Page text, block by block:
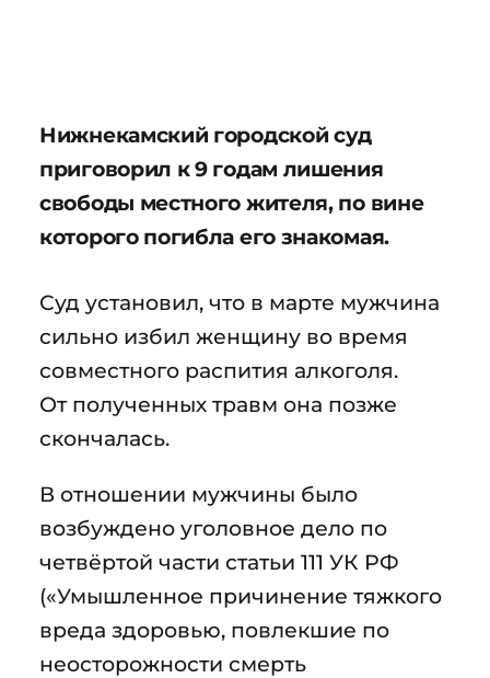
Нижнекамский городской суд
приговорил к 9 годам лишения
свободы местного жителя, по вине
которого погибла его знакомая.
Суд установил, что в марте мужчина
сильно избил женщину во время
совместного распития алкоголя.
От полученных травм она позже
скончалась.
В отношении мужчины было
возбуждено уголовное дело по
четвёртой части статьи 111 УК РФ
(«Умышленное причинение тяжкого
вреда здоровью, повлекшие по
неосторожности смерть